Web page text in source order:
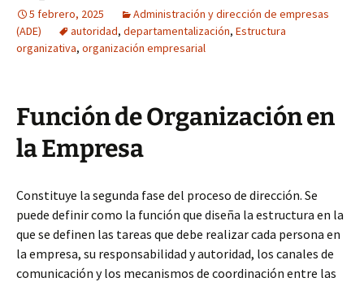
5 febrero, 2025
Administración y dirección de empresas
(ADE)
autoridad, departamentalización, Estructura
organizativa, organización empresarial
Función de Organización en
la Empresa
Constituye la segunda fase del proceso de dirección. Se
puede definir como la función que diseña la estructura en la
que se definen las tareas que debe realizar cada persona en
la empresa, su responsabilidad y autoridad, los canales de
comunicación y los mecanismos de coordinación entre las